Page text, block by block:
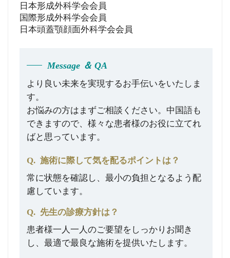
日本形成外科学会会員
国際形成外科学会会員
日本頭蓋顎顔面外科学会会員
Message ＆ QA
より良い未来を実現するお手伝いをいたしま
す。
お悩みの方はまずご相談ください。中国語も
できますので、様々な患者様のお役に立てれ
ばと思っています。
Q. 施術に際して気を配るポイントは？
常に状態を確認し、最小の負担となるよう配
慮しています。
Q. 先生の診療方針は？
患者様一人一人のご要望をしっかりお聞き
し、最適で最良な施術を提供いたします。